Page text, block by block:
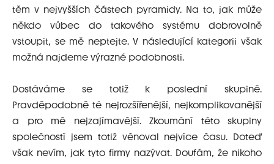
těm v nejvyšších částech pyramidy. Na to, jak může
někdo vůbec do takového systému dobrovolně
vstoupit, se mě neptejte. V následující kategorii však
možná najdeme výrazné podobnosti.
Dostáváme se totiž k poslední skupině.
Pravděpodobně té nejrozšířenější, nejkomplikovanější
a pro mě nejzajímavější. Zkoumání této skupiny
společností jsem totiž věnoval nejvíce času. Doteď
však nevím, jak tyto firmy nazývat. Doufám, že nikoho